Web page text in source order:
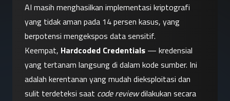
AI masih menghasilkan implementasi kriptografi
yang tidak aman pada 14 persen kasus, yang
berpotensi mengekspos data sensitif.
Keempat, Hardcoded Credentials — kredensial
yang tertanam langsung di dalam kode sumber. Ini
adalah kerentanan yang mudah dieksploitasi dan
sulit terdeteksi saat code review dilakukan secara